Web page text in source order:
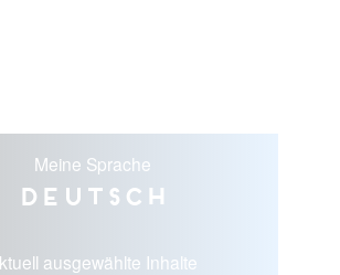
Meine Sprache
Deutsch
ausgewählte Inhalte